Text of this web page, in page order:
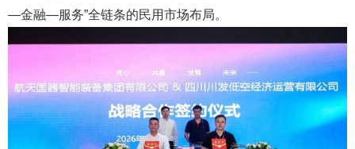
—金融—服务”全链条的民用市场布局。